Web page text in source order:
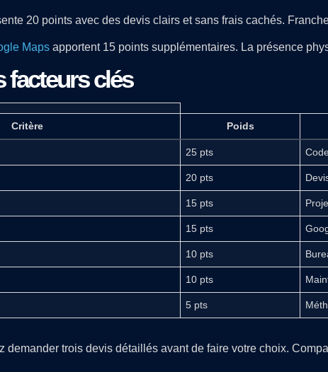
20 points avec des devis clairs et sans frais cachés.
Maps apportent 15 points supplémentaires. La présence
facteurs clés
Critère Poids
25 pts
20 pts
15 pts
15 pts
10 pts
10 pts
5 pts
demander trois devis détaillés avant de faire votre choix.